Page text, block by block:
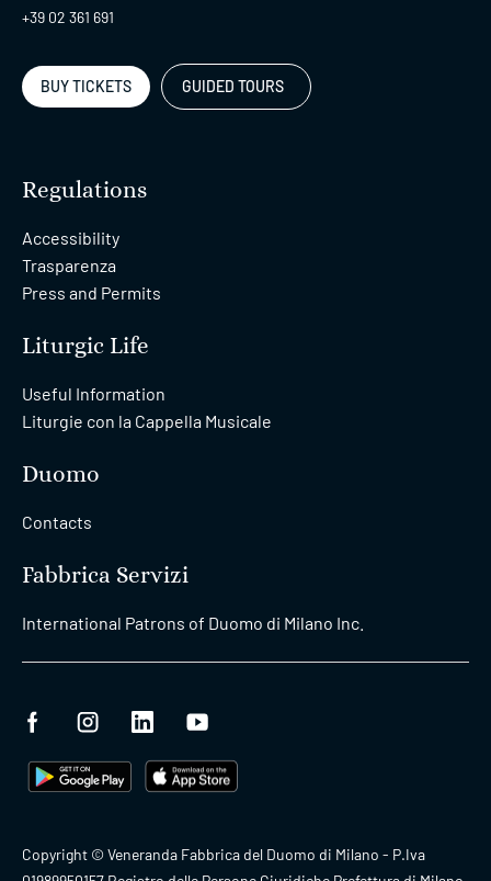
+39 02 361 691
BUY TICKETS GUIDED TOURS
Regulations
Accessibility
Trasparenza
Press and Permits
Liturgic Life
Useful Information
Liturgie con la Cappella Musicale
Duomo
Contacts
Fabbrica Servizi
International Patrons of Duomo di Milano Inc.
Copyright © Veneranda Fabbrica del Duomo di Milano - P.Iva